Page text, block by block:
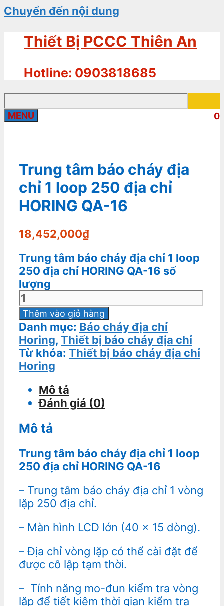
Chuyển đến nội dung
Thiết Bị PCCC Thiên An
Hotline: 0903818685
0
MENU
Trung tâm báo cháy địa
chỉ 1 loop 250 địa chỉ
HORING QA-16
18,452,000₫
Trung tâm báo cháy địa chỉ 1 loop
250 địa chỉ HORING QA-16 số
lượng
Thêm vào giỏ hàng
Danh mục: Báo cháy địa chỉ
Horing, Thiết bị báo cháy địa chỉ
Từ khóa: Thiết bị báo cháy địa chỉ
Horing
Mô tả
Đánh giá (0)
Mô tả
Trung tâm báo cháy địa chỉ 1 loop
250 địa chỉ HORING QA-16
– Trung tâm báo cháy địa chỉ 1 vòng
lặp 250 địa chỉ.
– Màn hình LCD lớn (40 x 15 dòng).
– Địa chỉ vòng lặp có thể cài đặt để
được cô lập tạm thời.
– Tính năng mo-đun kiểm tra vòng
lặp để tiết kiệm thời gian kiểm tra